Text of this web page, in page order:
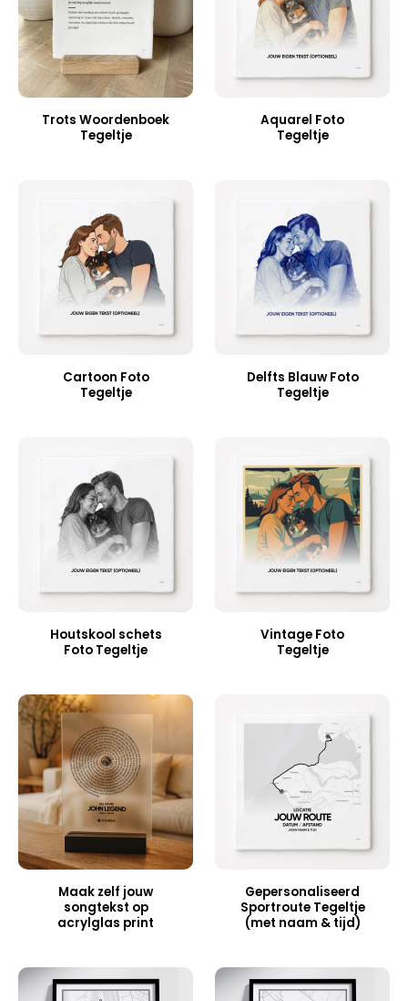
Trots Woordenboek
Tegeltje
Aquarel Foto
Tegeltje
Cartoon Foto
Tegeltje
Delfts Blauw Foto
Tegeltje
Houtskool schets
Foto Tegeltje
Vintage Foto
Tegeltje
Maak zelf jouw
songtekst op
acrylglas print
Gepersonaliseerd
Sportroute Tegeltje
(met naam & tijd)